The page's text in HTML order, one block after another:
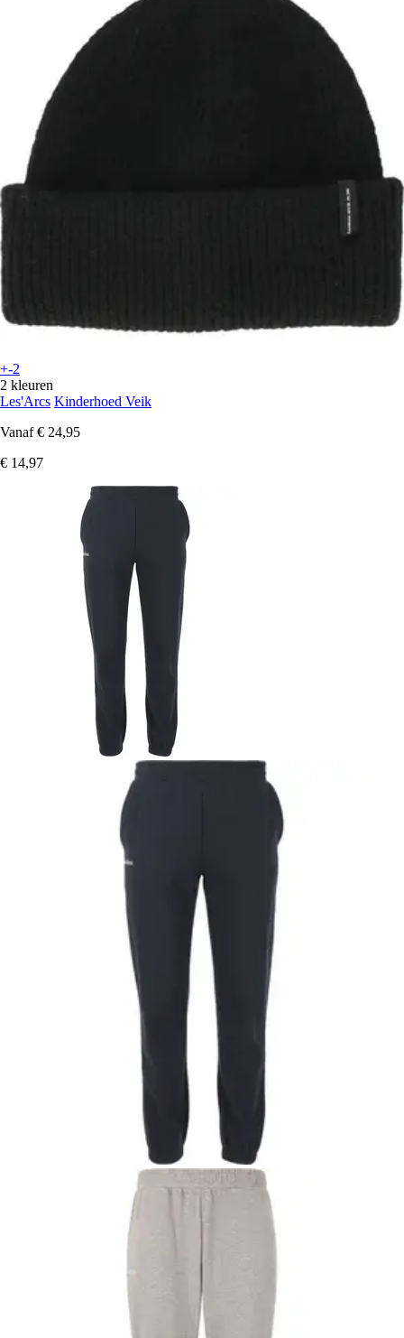
+-2
2 kleuren
Les'Arcs Kinderhoed Veik
Vanaf € 24,95
€ 14,97